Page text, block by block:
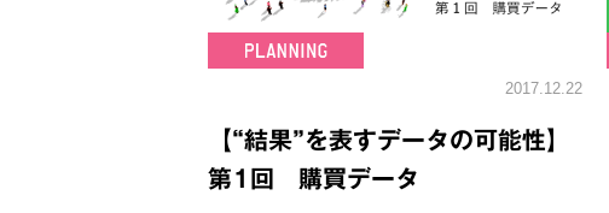
2017.12.22
【“結果”を表すデータの可能性】
第1回 購買データ